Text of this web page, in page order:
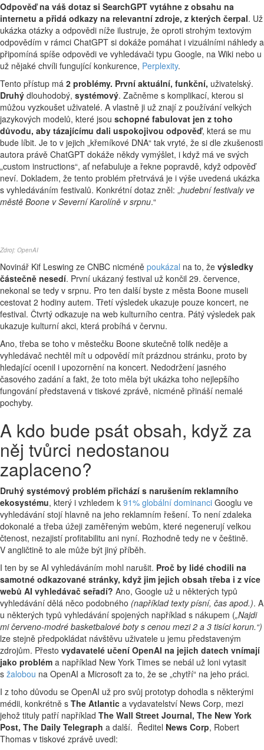
Odpověď na váš dotaz si SearchGPT vytáhne z obsahu na
internetu a přidá odkazy na relevantní zdroje, z kterých čerpal. Už
ukázka otázky a odpovědi níže ilustruje, že oproti strohým textovým
odpovědím v rámci ChatGPT si dokáže pomáhat i vizuálními náhledy a
připomíná spíše odpovědi ve vyhledávači typu Google, na Wiki nebo u
už nějaké chvíli fungující konkurence, Perplexity.
Tento přístup má 2 problémy. První aktuální, funkční, uživatelský.
Druhý dlouhodobý, systémový. Začněme s komplikací, kterou si
můžou vyzkoušet uživatelé. A vlastně ji už znají z používání velkých
jazykových modelů, které jsou schopné fabulovat jen z toho
důvodu, aby tázajícímu dali uspokojivou odpověď, která se mu
bude líbit. Je to v jejich „křemíkové DNA“ tak vryté, že si dle zkušenosti
autora právě ChatGPT dokáže někdy vymýšlet, i když má ve svých
„custom instructions“, ať nefabuluje a řekne popravdě, když odpověď
neví. Dokladem, že tento problém přetrvává je i výše uvedená ukázka
s vyhledáváním festivalů. Konkrétní dotaz zněl: „hudební festivaly ve
městě Boone v Severní Karolíně v srpnu.“
Zdroj: OpenAI
Novinář Kif Leswing ze CNBC nicméně poukázal na to, že výsledky
částečně nesedí. První ukázaný festival už končil 29. července,
nekonal se tedy v srpnu. Pro ten další byste z města Boone museli
cestovat 2 hodiny autem. Třetí výsledek ukazuje pouze koncert, ne
festival. Čtvrtý odkazuje na web kulturního centra. Pátý výsledek pak
ukazuje kulturní akci, která probíhá v červnu.
Ano, třeba se toho v městečku Boone skutečně tolik neděje a
vyhledávač nechtěl mít u odpovědí mít prázdnou stránku, proto by
hledající ocenil i upozornění na koncert. Nedodržení jasného
časového zadání a fakt, že toto měla být ukázka toho nejlepšího
fungování představená v tiskové zprávě, nicméně přináší nemalé
pochyby.
A kdo bude psát obsah, když za
něj tvůrci nedostanou
zaplaceno?
Druhý systémový problém přichází s narušením reklamního
ekosystému, který i vzhledem k 91% globální dominanci Googlu ve
vyhledávání stojí hlavně na jeho reklamním řešení. To není zdaleka
dokonalé a třeba úžeji zaměřeným webům, které negenerují velkou
čtenost, nezajistí profitabilitu ani nyní. Rozhodně tedy ne v češtině.
V angličtině to ale může být jiný příběh.
I ten by se AI vyhledáváním mohl narušit. Proč by lidé chodili na
samotné odkazované stránky, když jim jejich obsah třeba i z více
webů AI vyhledávač seřadí? Ano, Google už u některých typů
vyhledávání dělá něco podobného (například texty písní, čas apod.). A
u některých typů vyhledávání spojených například s nákupem („Najdi
mi červeno-modré basketbalové boty s cenou mezi 2 a 3 tisíci korun.“)
lze stejně předpokládat návštěvu uživatele u jemu představeným
zdrojům. Přesto vydavatelé učení OpenAI na jejich datech vnímají
jako problém a například New York Times se nebál už loni vytasit
s žalobou na OpenAI a Microsoft za to, že se „chytří“ na jeho práci.
I z toho důvodu se OpenAI už pro svůj prototyp dohodla s některými
médii, konkrétně s The Atlantic a vydavatelství News Corp, mezi
jehož tituly patří například The Wall Street Journal, The New York
Post, The Daily Telegraph a další. Ředitel News Corp, Robert
Thomas v tiskové zprávě uvedl: